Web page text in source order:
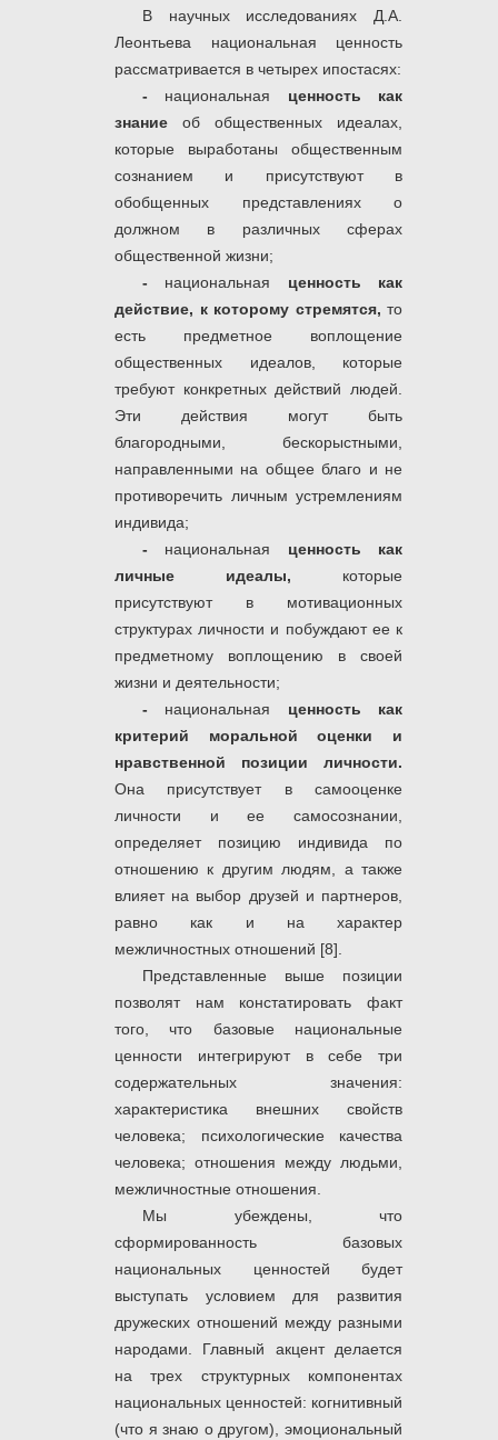
В научных исследованиях Д.А.
Леонтьева национальная ценность
рассматривается в четырех ипостасях:
- национальная ценность как
знание об общественных идеалах,
которые выработаны общественным
сознанием и присутствуют в
обобщенных представлениях о
должном в различных сферах
общественной жизни;
- национальная ценность как
действие, к которому стремятся, то
есть предметное воплощение
общественных идеалов, которые
требуют конкретных действий людей.
Эти действия могут быть
благородными, бескорыстными,
направленными на общее благо и не
противоречить личным устремлениям
индивида;
- национальная ценность как
личные идеалы, которые
присутствуют в мотивационных
структурах личности и побуждают ее к
предметному воплощению в своей
жизни и деятельности;
- национальная ценность как
критерий моральной оценки и
нравственной позиции личности.
Она присутствует в самооценке
личности и ее самосознании,
определяет позицию индивида по
отношению к другим людям, а также
влияет на выбор друзей и партнеров,
равно как и на характер
межличностных отношений [8].
Представленные выше позиции
позволят нам констатировать факт
того, что базовые национальные
ценности интегрируют в себе три
содержательных значения:
характеристика внешних свойств
человека; психологические качества
человека; отношения между людьми,
межличностные отношения.
Мы убеждены, что
сформированность базовых
национальных ценностей будет
выступать условием для развития
дружеских отношений между разными
народами. Главный акцент делается
на трех структурных компонентах
национальных ценностей: когнитивный
(что я знаю о другом), эмоциональный